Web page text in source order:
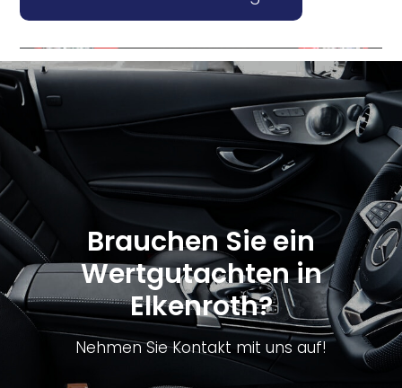
Brauchen Sie ein
Wertgutachten in
Elkenroth?
Nehmen Sie Kontakt mit uns auf!